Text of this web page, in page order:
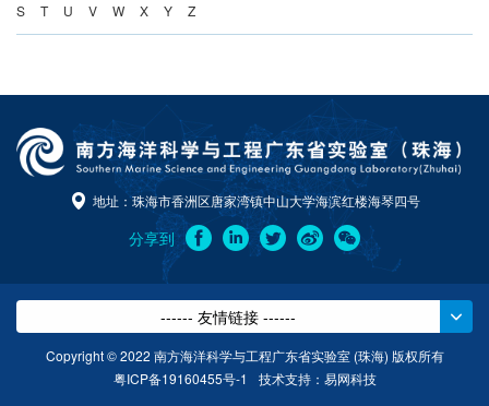
海洋可持续发展
S
T U V W X Y Z
地址：珠海市香洲区唐家湾镇中山大学海滨红楼海琴四号
分享到
------ 友情链接 ------
Copyright © 2022 南方海洋科学与工程广东省实验室 (珠海) 版权所有
粤ICP备19160455号-1
技术支持： 易网科技